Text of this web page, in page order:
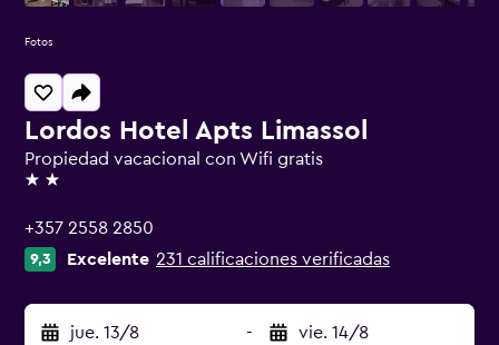
Lordos Hotel Apts Limassol
Propiedad vacacional con Wifi gratis
2 estrellas
+357 2558 2850
9,3 Excelente 231 calificaciones verificadas
jue. 13/8 - vie. 14/8
Fotos